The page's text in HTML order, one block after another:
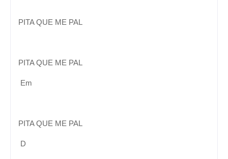
PITA QUE ME PAL
PITA QUE ME PAL
Em
PITA QUE ME PAL
D